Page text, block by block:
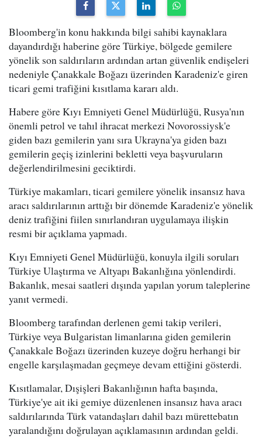
Bloomberg'in konu hakkında bilgi sahibi kaynaklara
dayandırdığı haberine göre Türkiye, bölgede gemilere
yönelik son saldırıların ardından artan güvenlik endişeleri
nedeniyle Çanakkale Boğazı üzerinden Karadeniz'e giren
ticari gemi trafiğini kısıtlama kararı aldı.
Habere göre Kıyı Emniyeti Genel Müdürlüğü, Rusya'nın
önemli petrol ve tahıl ihracat merkezi Novorossiysk'e
giden bazı gemilerin yanı sıra Ukrayna'ya giden bazı
gemilerin geçiş izinlerini bekletti veya başvuruların
değerlendirilmesini geciktirdi.
Türkiye makamları, ticari gemilere yönelik insansız hava
aracı saldırılarının arttığı bir dönemde Karadeniz'e yönelik
deniz trafiğini fiilen sınırlandıran uygulamaya ilişkin
resmi bir açıklama yapmadı.
Kıyı Emniyeti Genel Müdürlüğü, konuyla ilgili soruları
Türkiye Ulaştırma ve Altyapı Bakanlığına yönlendirdi.
Bakanlık, mesai saatleri dışında yapılan yorum taleplerine
yanıt vermedi.
Bloomberg tarafından derlenen gemi takip verileri,
Türkiye veya Bulgaristan limanlarına giden gemilerin
Çanakkale Boğazı üzerinden kuzeye doğru herhangi bir
engelle karşılaşmadan geçmeye devam ettiğini gösterdi.
Kısıtlamalar, Dışişleri Bakanlığının hafta başında,
Türkiye'ye ait iki gemiye düzenlenen insansız hava aracı
saldırılarında Türk vatandaşları dahil bazı mürettebatın
yaralandığını doğrulayan açıklamasının ardından geldi.